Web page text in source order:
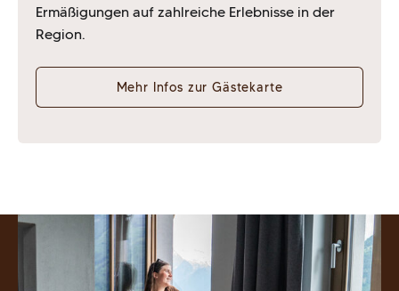
Ermäßigungen auf zahlreiche Erlebnisse in der
Region.
Mehr Infos zur Gästekarte